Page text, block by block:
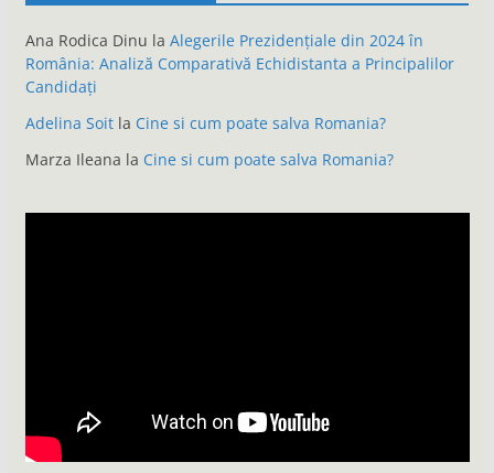
Ana Rodica Dinu la Alegerile Prezidențiale din 2024 în
România: Analiză Comparativă Echidistanta a Principalilor
Candidați
Adelina Soitla Cine si cum poate salva Romania?
Marza Ileana la Cine si cum poate salva Romania?